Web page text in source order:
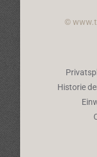
©
Historie